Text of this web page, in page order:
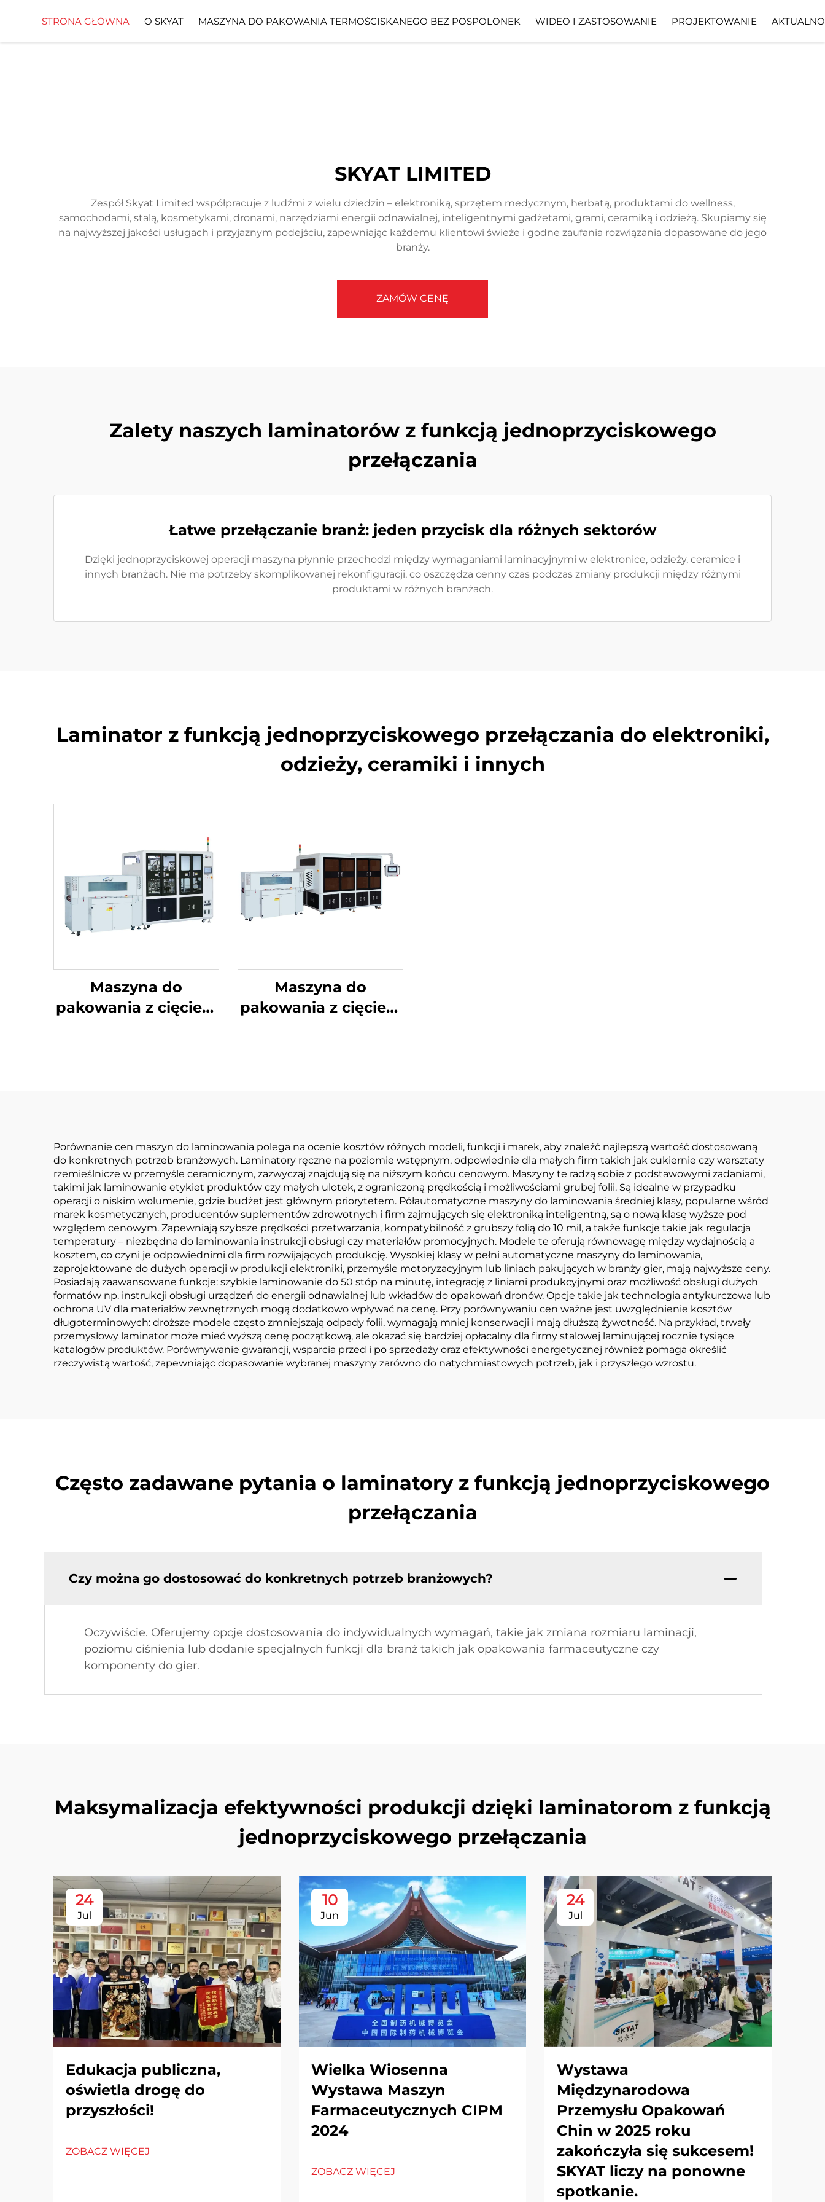
STRONA GŁÓWNA O SKYAT MASZYNA DO PAKOWANIA TERMOŚCISKANEGO BEZ POSPOLONEK WIDEO I ZASTOSOWANIE PROJEKTOWANIE
SKYAT LIMITED
Zespół Skyat Limited współpracuje z ludźmi z wielu dziedzin – elektroniką, sprzętem medycznym, herbatą, produktami do wellness,
samochodami, stalą, kosmetykami, dronami, narzędziami energii odnawialnej, inteligentnymi gadżetami, grami, ceramiką i odzieżą. Skupiamy się
na najwyższej jakości usługach i przyjaznym podejściu, zapewniając każdemu klientowi świeże i godne zaufania rozwiązania dopasowane do jego
branży.
ZAMÓW CENĘ
Zalety naszych laminatorów z funkcją jednoprzyciskowego
przełączania
Łatwe przełączanie branż: jeden przycisk dla różnych sektorów
Dzięki jednoprzyciskowej operacji maszyna płynnie przechodzi między wymaganiami laminacyjnymi w elektronice, odzieży, ceramice i
innych branżach. Nie ma potrzeby skomplikowanej rekonfiguracji, co oszczędza cenny czas podczas zmiany produkcji między różnymi
produktami w różnych branżach.
Laminator z funkcją jednoprzyciskowego przełączania do elektroniki,
odzieży, ceramiki i innych
Maszyna do
pakowania z cięciem
Maszyna do
pakowania z cięciem
Porównanie cen maszyn do laminowania polega na ocenie kosztów różnych modeli, funkcji i marek, aby znaleźć najlepszą wartość dostosowaną
do konkretnych potrzeb branżowych. Laminatory ręczne na poziomie wstępnym, odpowiednie dla małych firm takich jak cukiernie czy warsztaty
rzemieślnicze w przemyśle ceramicznym, zazwyczaj znajdują się na niższym końcu cenowym. Maszyny te radzą sobie z podstawowymi zadaniami,
takimi jak laminowanie etykiet produktów czy małych ulotek, z ograniczoną prędkością i możliwościami grubej folii. Są idealne w przypadku
operacji o niskim wolumenie, gdzie budżet jest głównym priorytetem. Półautomatyczne maszyny do laminowania średniej klasy, popularne wśród
marek kosmetycznych, producentów suplementów zdrowotnych i firm zajmujących się elektroniką inteligentną, są o nową klasę wyższe pod
względem cenowym. Zapewniają szybsze prędkości przetwarzania, kompatybilność z grubszy folią do 10 mil, a także funkcje takie jak regulacja
temperatury – niezbędna do laminowania instrukcji obsługi czy materiałów promocyjnych. Modele te oferują równowagę między wydajnością a
kosztem, co czyni je odpowiednimi dla firm rozwijających produkcję. Wysokiej klasy w pełni automatyczne maszyny do laminowania,
zaprojektowane do dużych operacji w produkcji elektroniki, przemyśle motoryzacyjnym lub liniach pakujących w branży gier, mają najwyższe ceny.
Posiadają zaawansowane funkcje: szybkie laminowanie do 50 stóp na minutę, integrację z liniami produkcyjnymi oraz możliwość obsługi dużych
formatów np. instrukcji obsługi urządzeń do energii odnawialnej lub wkładów do opakowań dronów. Opcje takie jak technologia antykurczowa lub
ochrona UV dla materiałów zewnętrznych mogą dodatkowo wpływać na cenę. Przy porównywaniu cen ważne jest uwzględnienie kosztów
długoterminowych: droższe modele często zmniejszają odpady folii, wymagają mniej konserwacji i mają dłuższą żywotność. Na przykład, trwały
przemysłowy laminator może mieć wyższą cenę początkową, ale okazać się bardziej opłacalny dla firmy stalowej laminującej rocznie tysiące
katalogów produktów. Porównywanie gwarancji, wsparcia przed i po sprzedaży oraz efektywności energetycznej również pomaga określić
rzeczywistą wartość, zapewniając dopasowanie wybranej maszyny zarówno do natychmiastowych potrzeb, jak i przyszłego wzrostu.
Często zadawane pytania o laminatory z funkcją jednoprzyciskowego
przełączania
Czy można go dostosować do konkretnych potrzeb branżowych?
Oczywiście. Oferujemy opcje dostosowania do indywidualnych wymagań, takie jak zmiana rozmiaru laminacji,
poziomu ciśnienia lub dodanie specjalnych funkcji dla branż takich jak opakowania farmaceutyczne czy
komponenty do gier.
Maksymalizacja efektywności produkcji dzięki laminatorom z funkcją
jednoprzyciskowego przełączania
24
Jul
Edukacja publiczna,
oświetla drogę do
przyszłości!
ZOBACZ WIĘCEJ
10
Jun
Wielka Wiosenna
Wystawa Maszyn
Farmaceutycznych CIPM
2024
ZOBACZ WIĘCEJ
24
Jul
Wystawa
Międzynarodowa
Przemysłu Opakowań
Chin w 2025 roku
zakończyła się sukcesem!
SKYAT liczy na ponowne
spotkanie.